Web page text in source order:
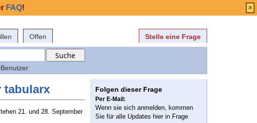
Offen Stelle eine Frage
Benutzer
tabularx
21. und 28. September
Folgen dieser Frage
Per E-Mail:
Wenn sie sich anmelden, kommen
Sie für alle Updates hier in Frage
FAQ! ×